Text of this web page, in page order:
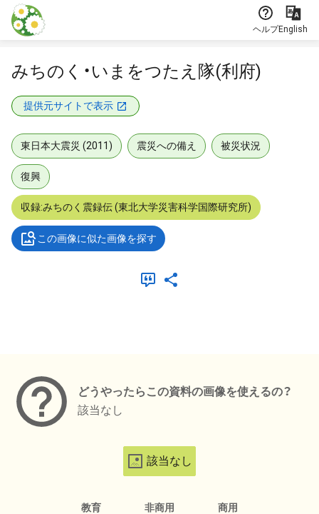
本文に飛ぶ
ヘルプEnglish
みちのく・いまをつたえ隊(利府)
提供元サイトで表示
東日本大震災 (2011) 震災への備え 被災状況
復興
収録:みちのく震録伝 (東北大学災害科学国際研究所)
この画像に似た画像を探す
どうやったらこの資料の画像を使えるの？
該当なし
該当なし
教育 非商用 商用